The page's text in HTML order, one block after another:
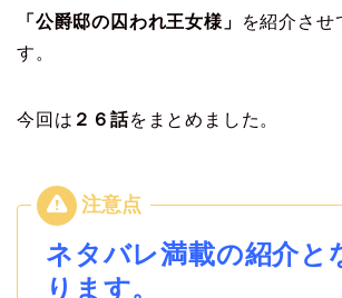
「公爵邸の囚われ王女様」
を紹介させ
す。
今回は ２６話をまとめました。
ネタバレ満載の紹介と
ります。